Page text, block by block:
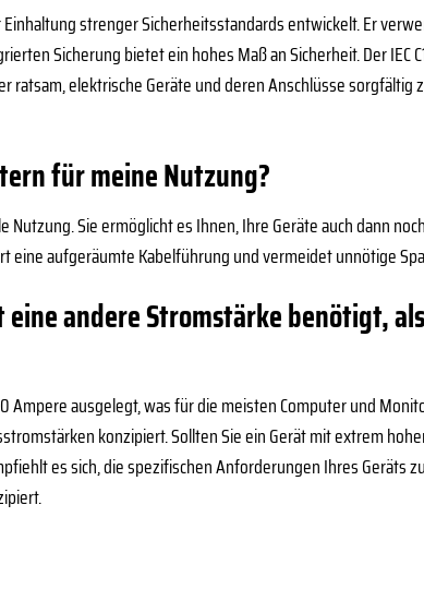
strenger Sicherheitsstandards entwickelt. Er
Sicherung bietet ein hohes Maß an Sicherheit. Der IEC
ratsam, elektrische Geräte und deren Anschlüsse sorgfältig
für meine Nutzung?
Sie ermöglicht es Ihnen, Ihre Geräte auch dann
eine aufgeräumte Kabelführung und vermeidet unnötige
andere Stromstärke benötigt,
Ampere ausgelegt, was für die meisten Computer und
konzipiert. Sollten Sie ein Gerät mit extrem
es sich, die spezifischen Anforderungen Ihres Geräts